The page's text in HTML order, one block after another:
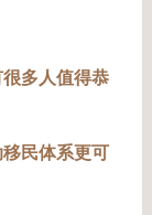
多人值得恭
民体系更可